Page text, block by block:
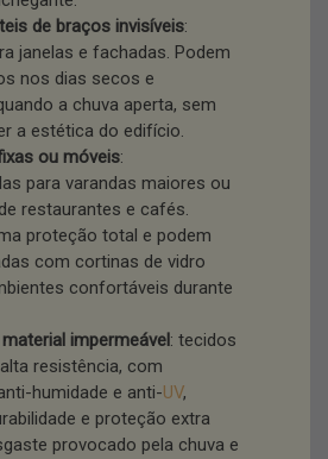
de braços invisíveis:
janelas e fachadas. Podem
nos dias secos e
a chuva aperta, sem
a estética do edifício.
ou móveis:
para varandas maiores ou
de restaurantes e cafés.
proteção total e podem
com cortinas de vidro
confortáveis durante
impermeável: tecidos
resistência, com
humidade e anti-UV,
e proteção extra
provocado pela chuva e